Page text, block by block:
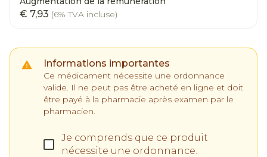
€ 7,93 (6% TVA incluse)
Informations importantes
Ce médicament nécessite une ordonnance
valide. Il ne peut pas être acheté en ligne et doit
être payé à la pharmacie après examen par le
pharmacien.
Je comprends que ce produit
nécessite une ordonnance.